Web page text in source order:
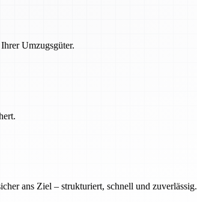
Umzugsgüter.
ans Ziel – strukturiert, schnell und zuverlässig.